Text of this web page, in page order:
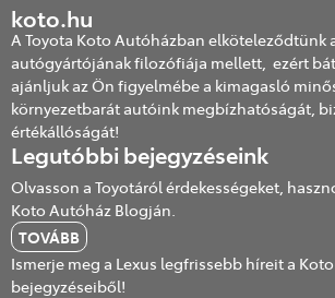
koto.hu
A Toyota Koto Autóházban elköteleződtünk
autógyártójának filozófiája mellett, ezért
ajánljuk az Ön figyelmébe a kimagasló
környezetbarát autóink megbízhatóságát,
értékállóságát!
Legutóbbi bejegyzéseink
Olvasson a Toyotáról érdekességeket,
Koto Autóház Blogján.
TOVÁBB
Ismerje meg a Lexus legfrissebb híreit a
bejegyzéseiből!